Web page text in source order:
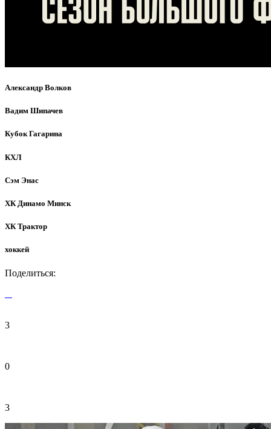
Александр Волков
Вадим Шипачев
Кубок Гагарина
КХЛ
Сэм Энас
ХК Динамо Минск
ХК Трактор
хоккей
Поделиться:
3
0
3